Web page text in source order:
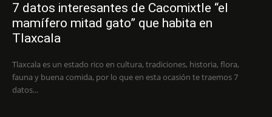
7 datos interesantes de Cacomixtle “el
mamífero mitad gato” que habita en
Tlaxcala
Tlaxcala es un estado rico en cultura, tradiciones, historia, flora,
fauna y buena comida, por lo que en esta ocasión te traemos 7
datos...